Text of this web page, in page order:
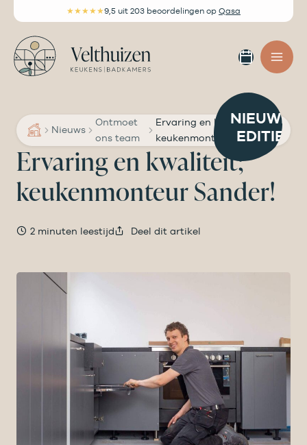
inhoud
★★★★★9,5 uit 203 beoordelingen op Qasa
maken
Nieuws
Ontmoet
ons team
Ervaring en kwaliteit;
keukenmonteur Sander!
Ervaring en kwaliteit;
keukenmonteur Sander!
2 minuten leestijd Deel dit artikel
NIEUWE
EDITIE